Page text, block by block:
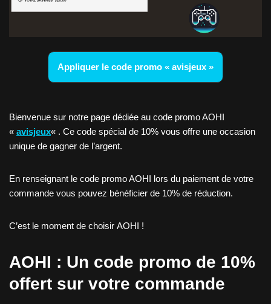
Appliquer le code promo « avisjeux »
Bienvenue sur notre page dédiée au code promo AOHI
« avisjeux« . Ce code spécial de 10% vous offre une occasion
unique de gagner de l’argent.
En renseignant le code promo AOHI lors du paiement de votre
commande vous pouvez bénéficier de 10% de réduction.
C’est le moment de choisir AOHI !
AOHI : Un code promo de 10%
offert sur votre commande